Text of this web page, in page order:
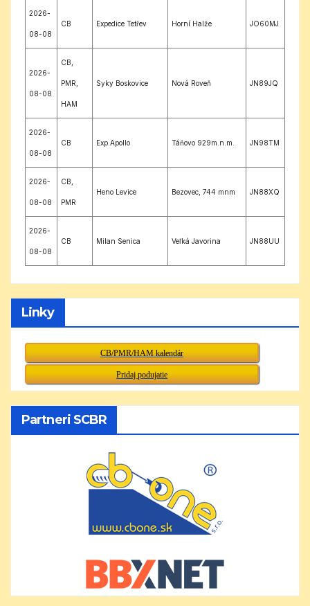
2026-
08-08
CB Expedice Tetřev Horní Halže JO60MJ
2026-
08-08
CB,
PMR,
HAM
Syky Boskovice Nová Roveň JN89JQ
2026-
08-08
CB Exp.Apollo Táňovo 929m.n.m. JN98TM
2026-
08-08
CB,
PMR
Heno Levice Bezovec, 744 mnm JN88XQ
2026-
08-08
CB Milan Senica Veľká Javorina JN88UU
Linky
CB/PMR/HAM kalendár
Pridaj podujatie
Partneri SCBR